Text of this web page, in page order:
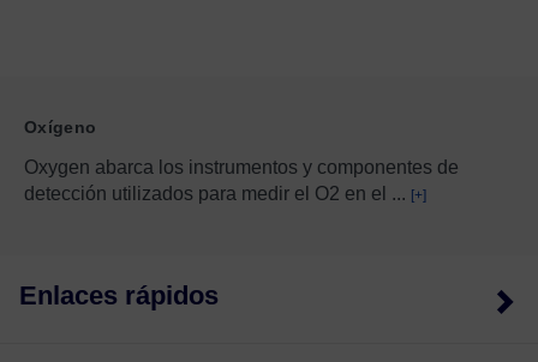
Oxígeno
Oxygen abarca los instrumentos y componentes de
detección utilizados para medir el O2 en el ... [+]
Enlaces rápidos